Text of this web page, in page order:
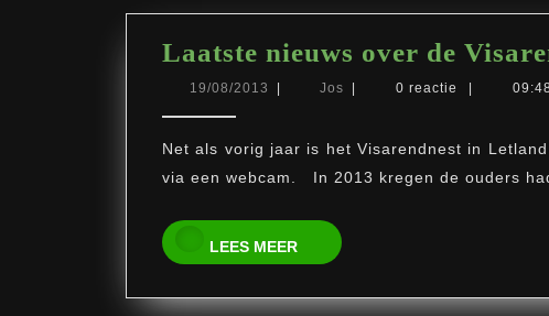
Laatste nieuws over de
19/08/2013 19/08/2013
Jos Jos 0 reactie 09:48
Net als vorig jaar is het Visarendnest in
via een webcam. In 2013 kregen de ouders
LEES MEER
LEES
MEER